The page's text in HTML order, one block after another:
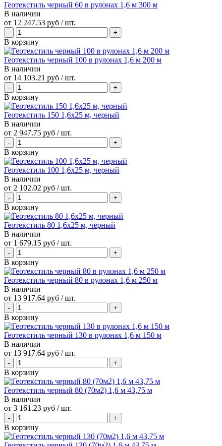
Геотекстиль черный 60 в рулонах 1,6 м 300 м
В наличии
от 12 247.53 руб / шт.
В корзину
Геотекстиль черный 100 в рулонах 1,6 м 200 м
В наличии
от 14 103.21 руб / шт.
В корзину
Геотекстиль 150 1,6х25 м, черный
В наличии
от 2 947.75 руб / шт.
В корзину
Геотекстиль 100 1,6х25 м, черный
В наличии
от 2 102.02 руб / шт.
В корзину
Геотекстиль 80 1,6х25 м, черный
В наличии
от 1 679.15 руб / шт.
В корзину
Геотекстиль черный 80 в рулонах 1,6 м 250 м
В наличии
от 13 917.64 руб / шт.
В корзину
Геотекстиль черный 130 в рулонах 1,6 м 150 м
В наличии
от 13 917.64 руб / шт.
В корзину
Геотекстиль черный 80 (70м2) 1,6 м 43,75 м
В наличии
от 3 161.23 руб / шт.
В корзину